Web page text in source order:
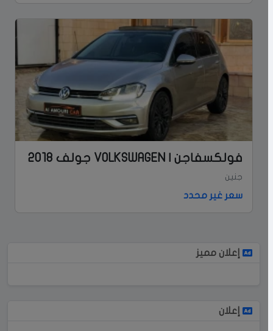
فولكسفاجن | VOLKSWAGEN جولف 2018
جنين
سعر غير محدد
إعلان مميز
إعلان